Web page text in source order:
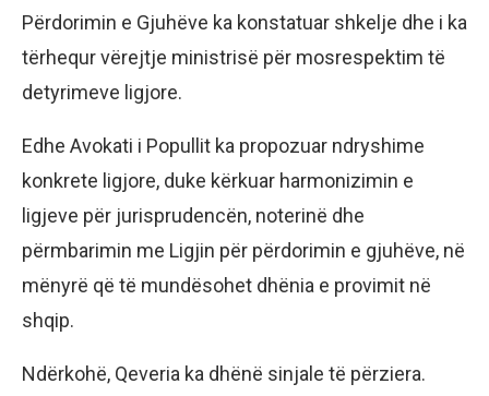
Përdorimin e Gjuhëve ka konstatuar shkelje dhe i ka
tërhequr vërejtje ministrisë për mosrespektim të
detyrimeve ligjore.
Edhe Avokati i Popullit ka propozuar ndryshime
konkrete ligjore, duke kërkuar harmonizimin e
ligjeve për jurisprudencën, noterinë dhe
përmbarimin me Ligjin për përdorimin e gjuhëve, në
mënyrë që të mundësohet dhënia e provimit në
shqip.
Ndërkohë, Qeveria ka dhënë sinjale të përziera.